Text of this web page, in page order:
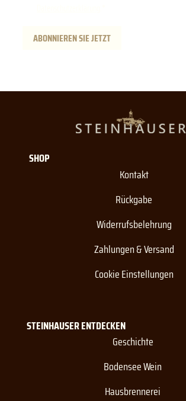
ABONNIEREN SIE JETZT
STEINHAUSER ENTDECKEN
Geschichte
Bodensee Wein
Hausbrennerei
SHOP
Kontakt
Rückgabe
Widerrufsbelehrung
Zahlungen & Versand
Cookie Einstellungen